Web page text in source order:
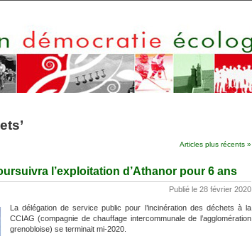
Articles plus récents »
l’exploitation d’Athanor pour 6 ans
Publié le 28 février 2020
La délégation de service public pour l’incinération des déchets à la
CCIAG (compagnie de chauffage intercommunale de l’agglomération
grenobloise) se terminait mi-2020.